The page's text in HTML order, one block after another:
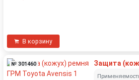
В корзину
№ 301460 Защита